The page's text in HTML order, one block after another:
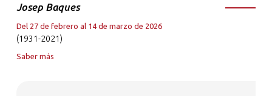
Josep Baques
Del 27 de febrero al 14 de marzo de 2026
(1931-2021)
Saber más